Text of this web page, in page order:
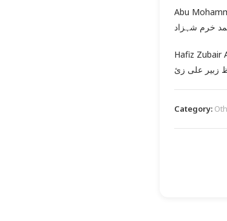
Abu
خرم شہزاد
Hafiz Zubair
زبیر علی زئ
Category: